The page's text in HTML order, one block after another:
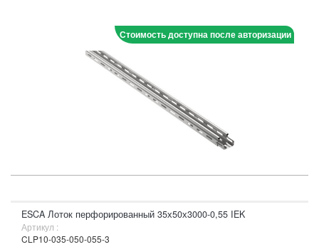
Стоимость доступна после авторизации
ESCA Лоток перфорированный 35х50х3000-0,55 IEK
Артикул :
CLP10-035-050-055-3